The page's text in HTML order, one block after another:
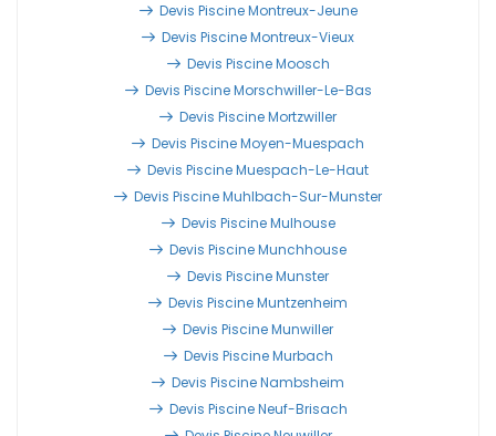
Devis Piscine Montreux-Jeune
Devis Piscine Montreux-Vieux
Devis Piscine Moosch
Devis Piscine Morschwiller-Le-Bas
Devis Piscine Mortzwiller
Devis Piscine Moyen-Muespach
Devis Piscine Muespach-Le-Haut
Devis Piscine Muhlbach-Sur-Munster
Devis Piscine Mulhouse
Devis Piscine Munchhouse
Devis Piscine Munster
Devis Piscine Muntzenheim
Devis Piscine Munwiller
Devis Piscine Murbach
Devis Piscine Nambsheim
Devis Piscine Neuf-Brisach